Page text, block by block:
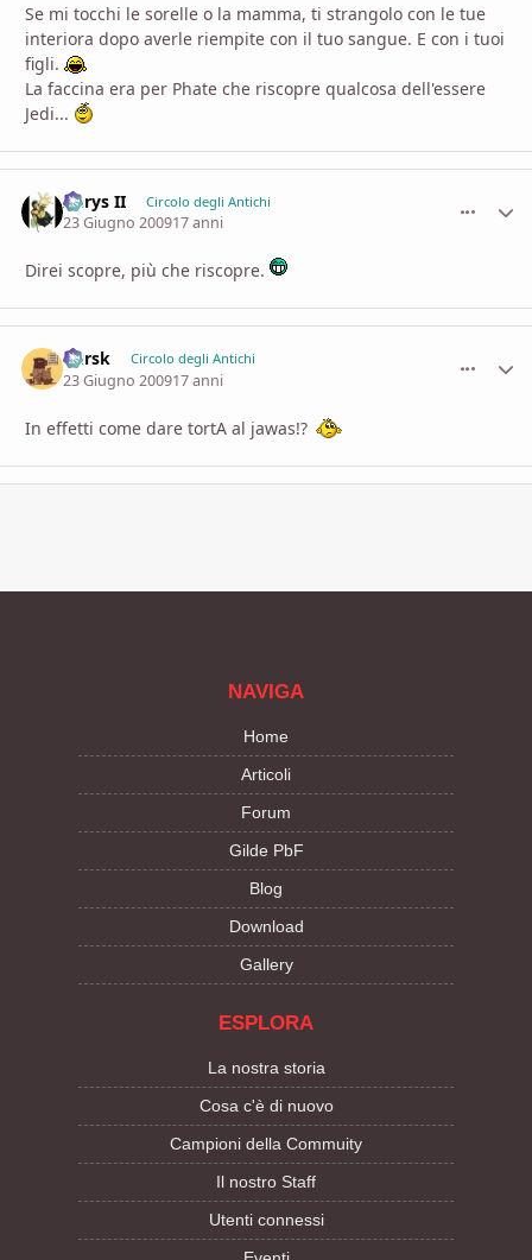
Se mi tocchi le sorelle o la mamma, ti strangolo con le tue
interiora dopo averle riempite con il tuo sangue. E con i tuoi
figli.
La faccina era per Phate che riscopre qualcosa dell'essere
Jedi...
Aerys II Circolo degli Antichi
23 Giugno 200917 anni
Direi scopre, più che riscopre.
Kursk Circolo degli Antichi
23 Giugno 200917 anni
In effetti come dare tortA al jawas!?
NAVIGA
Home
Articoli
Forum
Gilde PbF
Blog
Download
Gallery
ESPLORA
La nostra storia
Cosa c'è di nuovo
Campioni della Commuity
Il nostro Staff
Utenti connessi